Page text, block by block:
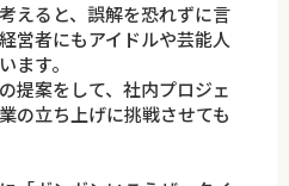
えると、誤解を恐れずに言
営者にもアイドルや芸能人
ます。
提案をして、社内プロジェ
の立ち上げに挑戦させても